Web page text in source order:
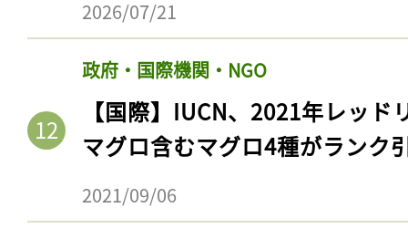
2026/07/21
政府・国際機関・NGO
【国際】IUCN、2021年レッ
マグロ含むマグロ4種がランク
2021/09/06
会員登録